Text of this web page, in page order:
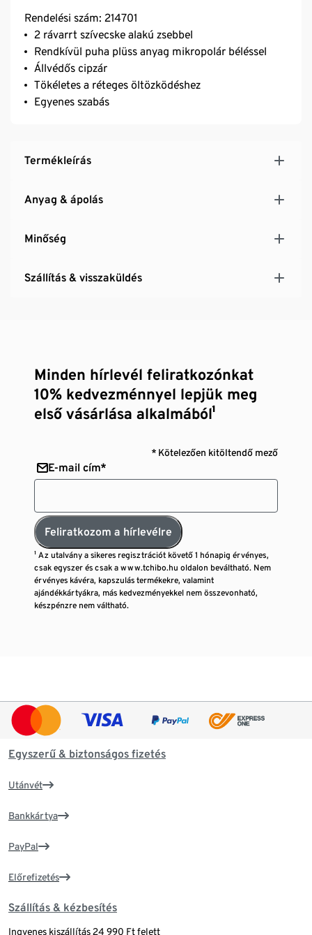
Rendelési szám: 214701
2 rávarrt szívecske alakú zsebbel
Rendkívül puha plüss anyag mikropolár béléssel
Állvédős cipzár
Tökéletes a réteges öltözködéshez
Egyenes szabás
Termékleírás
Anyag & ápolás
Minőség
Szállítás & visszaküldés
Minden hírlevél feliratkozónkat
10% kedvezménnyel lepjük meg
első vásárlása alkalmából¹
* Kötelezően kitöltendő mező
E-mail cím*
Feliratkozom a hírlevélre
¹ Az utalvány a sikeres regisztrációt követő 1 hónapig érvényes,
csak egyszer és csak a www.tchibo.hu oldalon beváltható. Nem
érvényes kávéra, kapszulás termékekre, valamint
ajándékkártyákra, más kedvezményekkel nem összevonható,
készpénzre nem váltható.
Egyszerű & biztonságos fizetés
Utánvét
Bankkártya
PayPal
Előrefizetés
Szállítás & kézbesítés
Ingyenes kiszállítás 24 990 Ft felett